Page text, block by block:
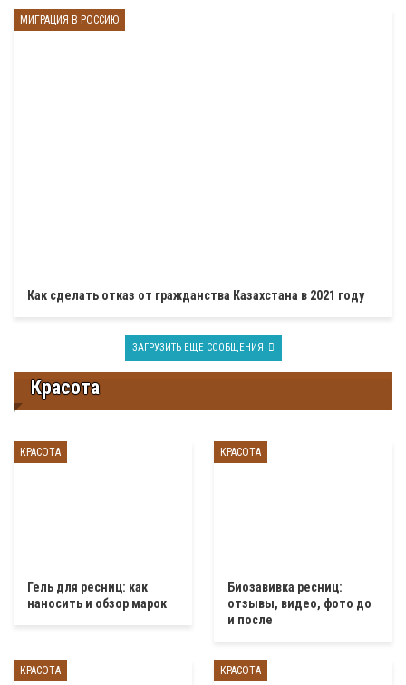
МИГРАЦИЯ В РОССИЮ
Как сделать отказ от гражданства Казахстана в 2021 году
ЗАГРУЗИТЬ ЕЩЕ СООБЩЕНИЯ
Красота
КРАСОТА
Гель для ресниц: как
наносить и обзор марок
КРАСОТА
Биозавивка ресниц:
отзывы, видео, фото до
и после
КРАСОТА КРАСОТА